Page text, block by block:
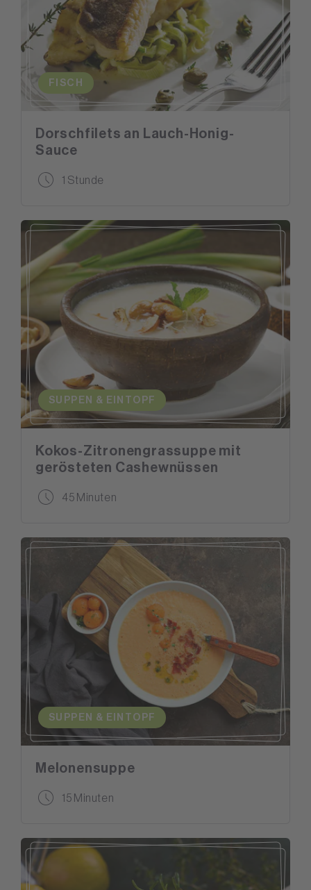
FISCH
Dorschfilets an Lauch-Honig-
Sauce
1 Stunde
SUPPEN & EINTOPF
Kokos-Zitronengrassuppe mit
gerösteten Cashewnüssen
45 Minuten
SUPPEN & EINTOPF
Melonensuppe
15 Minuten